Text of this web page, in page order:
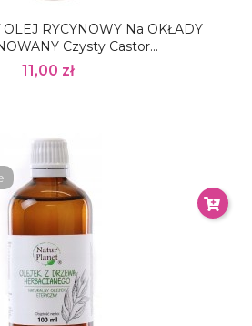
RYCYNOWY Na OKŁADY
Czysty Castor...
11,00 zł